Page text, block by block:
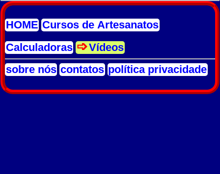
HOME Cursos de Artesanatos
Calculadoras
Vídeos
sobre nós contatos política privacidade